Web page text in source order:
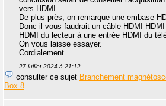
vers HDMI.
De plus près, on remarque une embase
Donc il vous faudrait un câble HDMI
HDMI du lecteur à une entrée HDMI du
On vous laisse essayer.
Cordialement.
27 juillet 2024 à 21:12
consulter ce sujet Branchement
Box 8